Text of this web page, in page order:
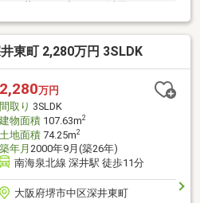
品や使用頻度の少ない荷物もすっ
箇所(2026年7月)ガスコンロ交換
ホン交換クロス張替／CF張替／
リーダムは【東証スタンダード
住宅ローンについては、ハウスフ
来店の際は、店舗前に大型駐車場
東町 2,280万円 3SLDK
2,280万円
間取り 3SLDK
建物面積107.63m2
土地面積74.25m2
築年月 2000年9月(築26年)
南海泉北線 深井駅 徒歩11分
大阪府堺市中区深井東町